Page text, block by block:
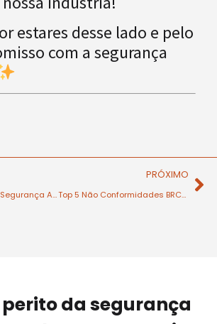
estares desse lado e pelo
com a segurança
O Dia Mundial da Segurança Alimentar já passou. Agora é altura de continuar o trabalho.
PRÓXIMO
Top 5 Não Conformidades BRCGS 2025-26: Onde Falham as Empresas Alimentares?
perito da segurança